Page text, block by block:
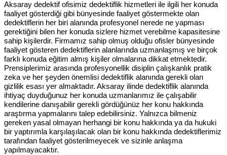
Aksaray dedektif ofisimiz dedektiflik hizmetleri ile ilgili her konuda
faaliyet gösterdiği gibi bünyesinde faaliyet göstermekte olan
dedektiflerin her biri alanında profesyonel nerede ne yapması
gerektiğini bilen her konuda sizlere hizmet verebilme kapasitesine
sahip kişilerdir. Firmamız sahip olmuş olduğu ofisler bünyesinde
faaliyet gösteren dedektiflerin alanlarında uzmanlaşmış ve birçok
farklı konuda eğitim almış kişiler olmalarına dikkat etmektedir.
Prensiplerimiz arasında profesyonellik disiplin çalışkanlık pratik
zeka ve her şeyden önemlisi dedektiflik alanında gerekli olan
gizlilik esası yer almaktadır. Aksaray ilinde dedektiflik alanında
ihtiyaç duyduğunuz her konuda uzmanlarımız ile çalışabilir
kendilerine danışabilir gerekli gördüğünüz her konu hakkında
araştırma yapmalarını talep edebilirsiniz. Yalnızca bilmeniz
gereken yasal olmayan herhangi bir konu hakkında ya da hukuki
bir yaptırımla karşılaşılacak olan bir konu hakkında dedektiflerimiz
tarafından faaliyet gösterilmeyecek ve sizinle anlaşma
yapılmayacaktır.